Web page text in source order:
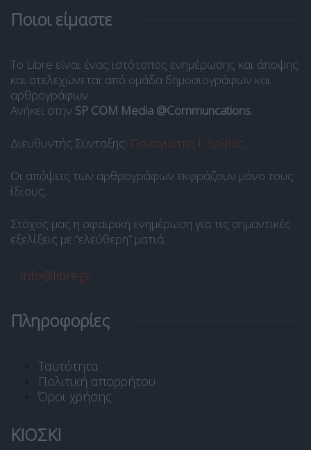
Ποιοι είμαστε
Το Libre είναι ένας ιστότοπος ενημέρωσης και άποψης
και στελεχώνεται από ομάδα δημοσιογράφων και
αρθρογράφων.
Ανήκει στην SP COM Media @Communcations.
Διευθυντής Σύνταξης: Παναγιώτης Ι. Δρίβας.
Οι απόψεις των αρθρογράφων εκφράζουν μόνο τους
ίδιους.
Στόχος μας η σφαιρική ενημέρωση για τις σημαντικές
εξελίξεις με “ελεύθερη” ματιά.
info@libre.gr
Πληροφορίες
Ταυτότητα
Πολιτική απορρήτου
Όροι χρήσης
ΚΙΟΣΚΙ